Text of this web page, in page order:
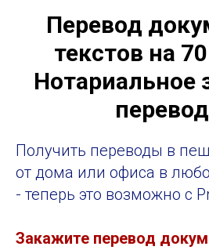
Перевод
текстов на
Нотариальное
Получить переводы в
от дома или офиса в
- теперь это возможно с
Закажите перевод